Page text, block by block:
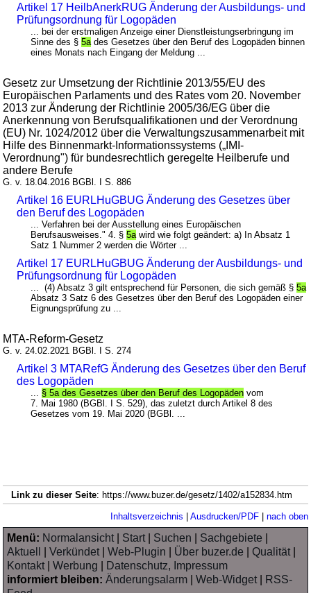
Artikel 17 HeilbAnerkRUG Änderung der Ausbildungs- und
Prüfungsordnung für Logopäden
... bei der erstmaligen Anzeige einer Dienstleistungserbringung im
Sinne des §5a des Gesetzes über den Beruf des Logopäden binnen
eines Monats nach Eingang der Meldung ...
Gesetz zur Umsetzung der Richtlinie 2013/55/EU des
Europäischen Parlaments und des Rates vom 20. November
2013 zur Änderung der Richtlinie 2005/36/EG über die
Anerkennung von Berufsqualifikationen und der Verordnung
(EU) Nr. 1024/2012 über die Verwaltungszusammenarbeit mit
Hilfe des Binnenmarkt-Informationssystems („IMI-
Verordnung") für bundesrechtlich geregelte Heilberufe und
andere Berufe
G. v. 18.04.2016 BGBl. I S. 886
Artikel 16 EURLHuGBUG Änderung des Gesetzes über
den Beruf des Logopäden
... Verfahren bei der Ausstellung eines Europäischen
Berufsausweises." 4. §5a wird wie folgt geändert: a) In Absatz 1
Satz 1 Nummer 2 werden die Wörter ...
Artikel 17 EURLHuGBUG Änderung der Ausbildungs- und
Prüfungsordnung für Logopäden
... (4) Absatz 3 gilt entsprechend für Personen, die sich gemäß §5a
Absatz 3 Satz 6 des Gesetzes über den Beruf des Logopäden einer
Eignungsprüfung zu ...
MTA-Reform-Gesetz
G. v. 24.02.2021 BGBl. I S. 274
Artikel 3 MTARefG Änderung des Gesetzes über den Beruf
des Logopäden
§ 5a des Gesetzes über den Beruf des Logopäden vom
7. Mai 1980 (BGBl. I S. 529), das zuletzt durch Artikel 8 des
Gesetzes vom 19. Mai 2020 (BGBl. ...
Link zu dieser Seite: https://www.buzer.de/gesetz/1402/a152834.htm
Inhaltsverzeichnis | Ausdrucken/PDF| nach oben
Menü: Normalansicht| Start| Suchen Sachgebiete
Aktuell
|Verkündet|Web-Plugin Über buzer.de |Qualität|
Kontakt|Werbung
Datenschutz, Impressum
informiert bleiben: Änderungsalarm |Web-Widget|
RSS-